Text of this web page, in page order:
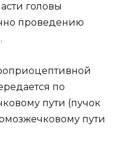
головы
проведению
по
пути (пучок
пути